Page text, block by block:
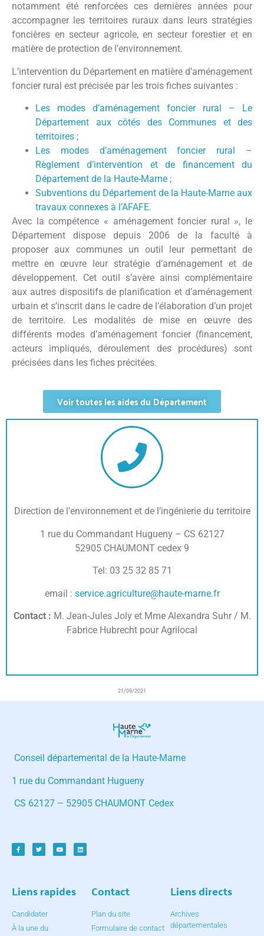
notamment été renforcées ces dernières années pour
accompagner les territoires ruraux dans leurs stratégies
foncières en secteur agricole, en secteur forestier et en
matière de protection de l’environnement.
L’intervention du Département en matière d’aménagement
foncier rural est précisée par les trois fiches suivantes :
Les modes d’aménagement foncier rural – Le
Département aux côtés des Communes et des
territoires ;
Les modes d’aménagement foncier rural –
Règlement d’intervention et de financement du
Département de la Haute-Marne ;
Subventions du Département de la Haute-Marne aux
travaux connexes à l’AFAFE.
Avec la compétence « aménagement foncier rural », le
Département dispose depuis 2006 de la faculté à
proposer aux communes un outil leur permettant de
mettre en œuvre leur stratégie d’aménagement et de
développement. Cet outil s’avère ainsi complémentaire
aux autres dispositifs de planification et d’aménagement
urbain et s’inscrit dans le cadre de l’élaboration d’un projet
de territoire. Les modalités de mise en œuvre des
différents modes d’aménagement foncier (financement,
acteurs impliqués, déroulement des procédures) sont
précisées dans les fiches précitées.
Voir toutes les aides du Département
Direction de l’environnement et de l’ingénierie du territoire
1 rue du Commandant Hugueny – CS 62127
52905 CHAUMONT cedex 9
Tel: 03 25 32 85 71
email : service.agriculture@haute-marne.fr
Contact : M. Jean-Jules Joly et Mme Alexandra Suhr / M.
Fabrice Hubrecht pour Agrilocal
21/09/2021
Conseil départemental de la Haute-Marne
1 rue du Commandant Hugueny
CS 62127 – 52905 CHAUMONT Cedex
Liens rapides
Candidater
À la une du
Contact
Plan du site
Formulaire de contact
Liens directs
Archives
départementales